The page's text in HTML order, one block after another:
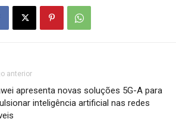
anterior
apresenta novas soluções 5G-A para
inteligência artificial nas redes